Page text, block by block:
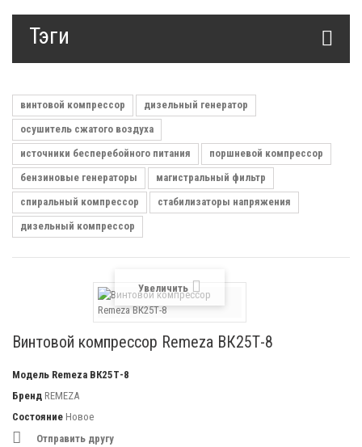
Тэги
винтовой компрессор
дизельный генератор
осушитель сжатого воздуха
источники бесперебойного питания
поршневой компрессор
бензиновые генераторы
магистральный фильтр
спиральный компрессор
стабилизаторы напряжения
дизельный компрессор
Увеличить
Винтовой компрессор Remeza ВК25Т-8
Модель Remeza ВК25Т-8
Бренд REMEZA
Состояние Новое
Отправить другу